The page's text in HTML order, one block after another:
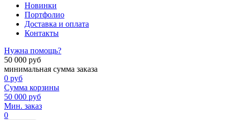
Новинки
Портфолио
Доставка и оплата
Контакты
Нужна помощь?
50 000 руб
минимальная сумма заказа
0 руб
Сумма корзины
50 000 руб
Мин. заказ
0